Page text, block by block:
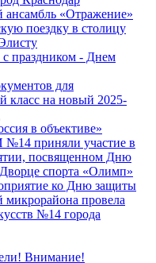
ансамбль «Отражение»
поездку в столицу
с праздником - Днем
для
класс на новый 2025-
в объективе»
приняли участие в
посвященном Дню
спорта «Олимп»
ко Дню защиты
микрорайона провела
№14 города
Внимание!